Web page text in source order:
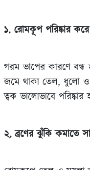
১. রোমকূপ পরিষ্কার করে
গরম ভাপের কারণে
জমে থাকা তেল, ধুলো
ত্বক ভালোভাবে পরিষ্কার
২. ব্রণের ঝুঁকি কমাতে